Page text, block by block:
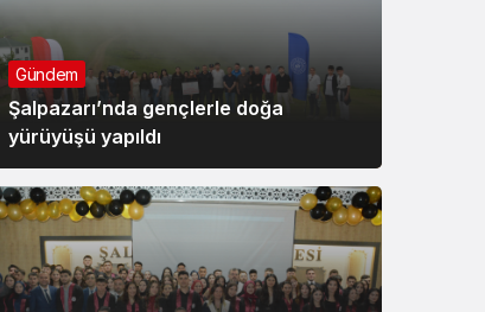
Gündem
Şalpazarı’nda gençlerle doğa
yürüyüşü yapıldı